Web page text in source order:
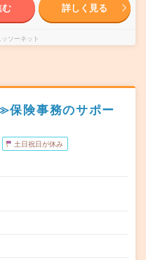
む 詳しく見る
ソーネット
険事務のサポー
土日祝日が休み